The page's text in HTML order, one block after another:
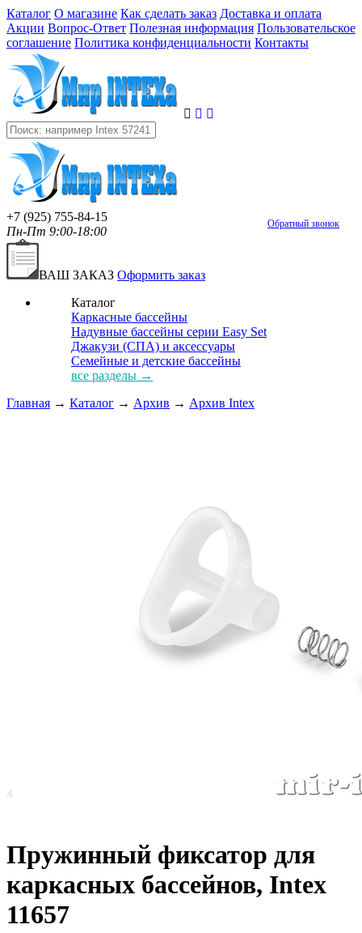
Каталог О магазине Как сделать заказ Доставка и оплата
Акции Вопрос-Ответ Полезная информация Пользовательское
соглашение Политика конфиденциальности Контакты
+7 (925) 755-84-15 Обратный звонок
Пн-Пт 9:00-18:00
ВАШ ЗАКАЗ Оформить заказ
Каталог
Каркасные бассейны
Надувные бассейны серии Easy Set
Джакузи (СПА) и аксессуары
Семейные и детские бассейны
все разделы →
Главная → Каталог → Архив → Архив Intex
Пружинный фиксатор для
каркасных бассейнов, Intex
11657